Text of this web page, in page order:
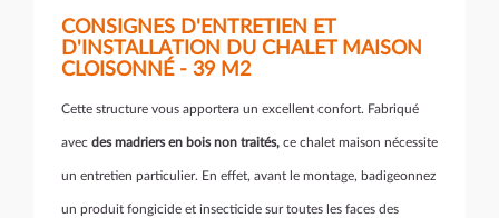
CONSIGNES D'ENTRETIEN ET
D'INSTALLATION DU CHALET MAISON
CLOISONNÉ - 39 M2
Cette structure vous apportera un excellent confort. Fabriqué
avec des madriers en bois non traités, ce chalet maison nécessite
un entretien particulier. En effet, avant le montage, badigeonnez
un produit fongicide et insecticide sur toutes les faces des